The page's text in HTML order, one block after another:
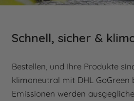
Schnell, sicher &
Bestellen, und Ihre Produkte
klimaneutral mit DHL GoGreen
Emissionen werden